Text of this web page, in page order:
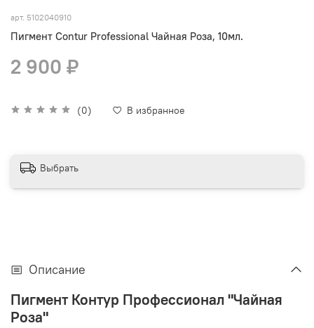
арт. 5102040910
Пигмент Contur Professional Чайная Роза, 10мл.
(0) В избранное
2 900 ₽
Выбрать
Описание
Пигмент Контур Профессионал "Чайная
Роза"